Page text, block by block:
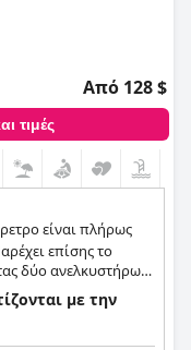
Από 128 $
τιμές
είναι πλήρως
επίσης το
δύο ανελκυστήρων
κινητικάμε την